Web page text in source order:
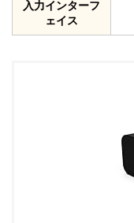
入力インターフ
ェイス